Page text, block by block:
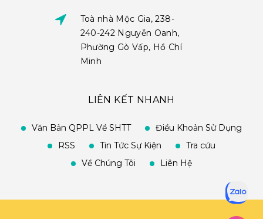
Toà nhà Mộc Gia, 238-
240-242 Nguyễn Oanh,
Phường Gò Vấp, Hồ Chí
Minh
LIÊN KẾT NHANH
Văn Bản QPPL Về SHTT
Điều Khoản Sử Dụng
RSS
Tin Tức Sự Kiện
Tra cứu
Về Chúng Tôi
Liên Hệ